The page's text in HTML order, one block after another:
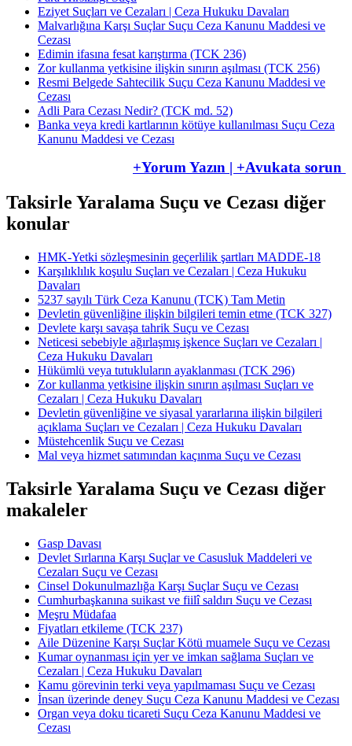
Eziyet Suçları ve Cezaları | Ceza Hukuku Davaları
Malvarlığına Karşı Suçlar Suçu Ceza Kanunu Maddesi ve
Cezası
Edimin ifasına fesat karıştırma (TCK 236)
Zor kullanma yetkisine ilişkin sınırın aşılması (TCK 256)
Resmi Belgede Sahtecilik Suçu Ceza Kanunu Maddesi ve
Cezası
Adli Para Cezası Nedir? (TCK md. 52)
Banka veya kredi kartlarının kötüye kullanılması Suçu Ceza
Kanunu Maddesi ve Cezası
+Yorum Yazın | +Avukata sorun
Taksirle Yaralama Suçu ve Cezası diğer
konular
HMK-Yetki sözleşmesinin geçerlilik şartları MADDE-18
Karşılıklılık koşulu Suçları ve Cezaları | Ceza Hukuku
Davaları
5237 sayılı Türk Ceza Kanunu (TCK) Tam Metin
Devletin güvenliğine ilişkin bilgileri temin etme (TCK 327)
Devlete karşı savaşa tahrik Suçu ve Cezası
Neticesi sebebiyle ağırlaşmış işkence Suçları ve Cezaları |
Ceza Hukuku Davaları
Hükümlü veya tutukluların ayaklanması (TCK 296)
Zor kullanma yetkisine ilişkin sınırın aşılması Suçları ve
Cezaları | Ceza Hukuku Davaları
Devletin güvenliğine ve siyasal yararlarına ilişkin bilgileri
açıklama Suçları ve Cezaları | Ceza Hukuku Davaları
Müstehcenlik Suçu ve Cezası
Mal veya hizmet satımından kaçınma Suçu ve Cezası
Taksirle Yaralama Suçu ve Cezası diğer
makaleler
Gasp Davası
Devlet Sırlarına Karşı Suçlar ve Casusluk Maddeleri ve
Cezaları Suçu ve Cezası
Cinsel Dokunulmazlığa Karşı Suçlar Suçu ve Cezası
Cumhurbaşkanına suikast ve fiilî saldırı Suçu ve Cezası
Meşru Müdafaa
Fiyatları etkileme (TCK 237)
Aile Düzenine Karşı Suçlar Kötü muamele Suçu ve Cezası
Kumar oynanması için yer ve imkan sağlama Suçları ve
Cezaları | Ceza Hukuku Davaları
Kamu görevinin terki veya yapılmaması Suçu ve Cezası
İnsan üzerinde deney Suçu Ceza Kanunu Maddesi ve Cezası
Organ veya doku ticareti Suçu Ceza Kanunu Maddesi ve
Cezası